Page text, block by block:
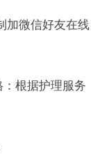
微信好友在线
根据护理服务